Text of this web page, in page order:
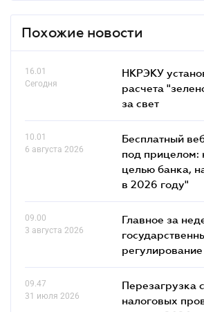
Похожие новости
16.01
Сегодня
НКРЭКУ
расчета
за свет
10.01
6 августа 2026
Бесплатный
под прицелом:
целью банка,
в 2026 году"
09.00
3 августа 2026
Главное за
регулирование
09.47
31 июля 2026
Перезагрузка
налоговых